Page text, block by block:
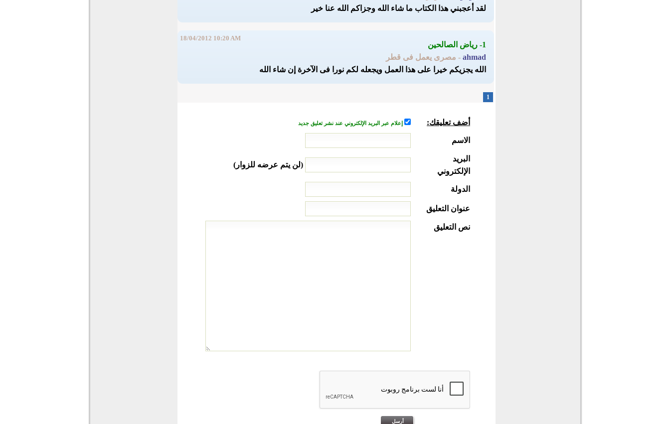
لقد أعجبني هذا الكتاب ما شاء الله وجزاكم الله عنا خير
1- رياض الصالحين
ahmad - مصرى يعمل فى قطر
18/04/2012 10:20 AM
الله يجزيكم خيرا على هذا العمل ويجعله لكم نورا فى الآخرة إن شاء الله
1
أضف تعليقك: إعلام عبر البريد الإلكتروني عند نشر تعليق جديد
الاسم
البريد
الإلكتروني
(لن يتم عرضه للزوار)
الدولة
عنوان التعليق
نص التعليق